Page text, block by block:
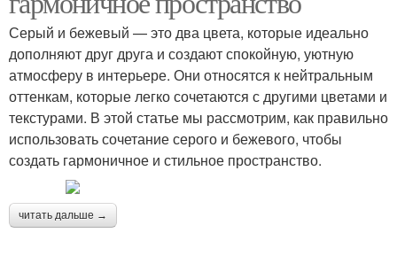
Серый и бежевый — это два цвета, которые идеально
дополняют друг друга и создают спокойную, уютную
атмосферу в интерьере. Они относятся к нейтральным
оттенкам, которые легко сочетаются с другими цветами и
текстурами. В этой статье мы рассмотрим, как правильно
использовать сочетание серого и бежевого, чтобы
создать гармоничное и стильное пространство.
читать дальше →